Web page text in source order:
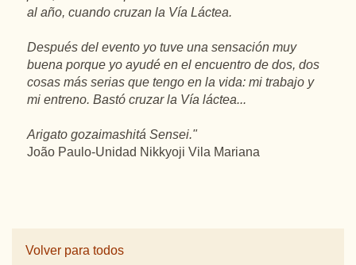
al año, cuando cruzan la Vía Láctea.
Después del evento yo tuve una sensación muy
buena porque yo ayudé en el encuentro de dos, dos
cosas más serias que tengo en la vida: mi trabajo y
mi entreno. Bastó cruzar la Vía láctea...
Arigato gozaimashitá Sensei."
João Paulo-Unidad Nikkyoji Vila Mariana
Volver para todos